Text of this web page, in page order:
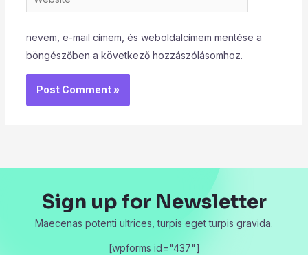
nevem, e-mail címem, és weboldalcímem mentése a
böngészőben a következő hozzászólásomhoz.
Sign up for Newsletter
Maecenas potenti ultrices, turpis eget turpis gravida.
[wpforms id="437"]